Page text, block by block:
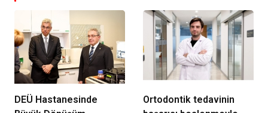
DEÜ Hastanesinde
Ortodontik tedavinin